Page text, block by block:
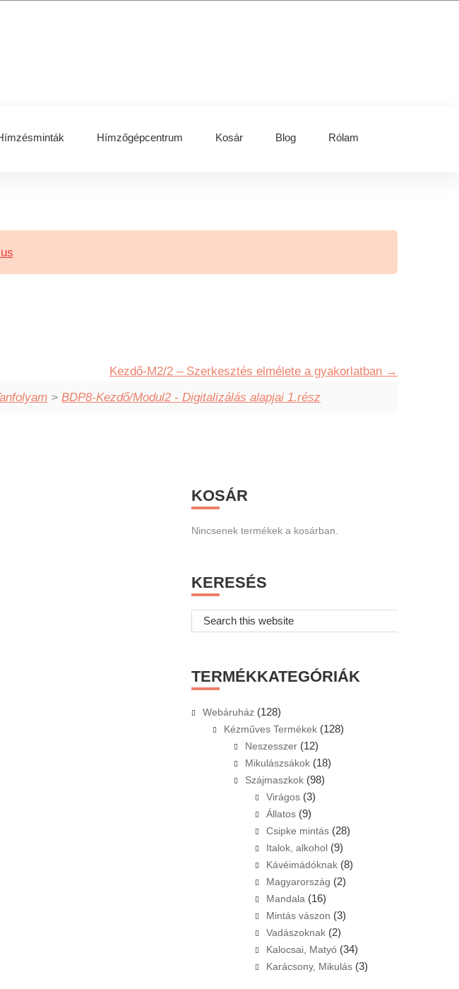
Hímzőgépcentrum Kosár Blog Rólam
Kezdő-M2/2 – Szerkesztés elmélete a gyakorlatban
>BDP8-Kezdő/Modul2 - Digitalizálás alapjai 1.rész
Primary
Sidebar
KOSÁR
Nincsenek termékek a kosárban.
KERESÉS
Search
this
TERMÉKKATEGÓRIÁK
Webáruház (128)
Kézműves Termékek (128)
Neszesszer (12)
Mikulászsákok (18)
Szájmaszkok (98)
Virágos (3)
Állatos (9)
Csipke mintás (28)
Italok, alkohol (9)
Kávéimádóknak (8)
Magyarország (2)
Mandala (16)
Mintás vászon (3)
Vadászoknak (2)
Kalocsai, Matyó (34)
Karácsony, Mikulás (3)